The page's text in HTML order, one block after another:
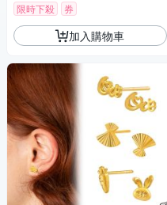
限時下殺 券
加入購物車